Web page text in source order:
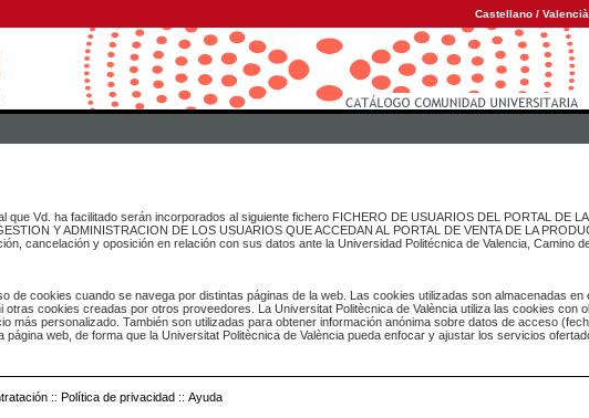
Castellano / Valencià
Vd. ha facilitado serán incorporados al siguiente fichero FICHERO DE USUARIOS DEL PORTAL DE
Y ADMINISTRACION DE LOS USUARIOS QUE ACCEDAN AL PORTAL DE VENTA DE LA
cancelación y oposición en relación con sus datos ante la Universidad Politécnica de Valencia, Camino
de cookies cuando se navega por distintas páginas de la web. Las cookies utilizadas son almacenadas en
cookies creadas por otros proveedores. La Universitat Politècnica de València utiliza las cookies con
más personalizado. También son utilizadas para obtener información anónima sobre datos de acceso
web, de forma que la Universitat Politècnica de València pueda enfocar y ajustar los servicios
:: Política de privacidad :: Ayuda